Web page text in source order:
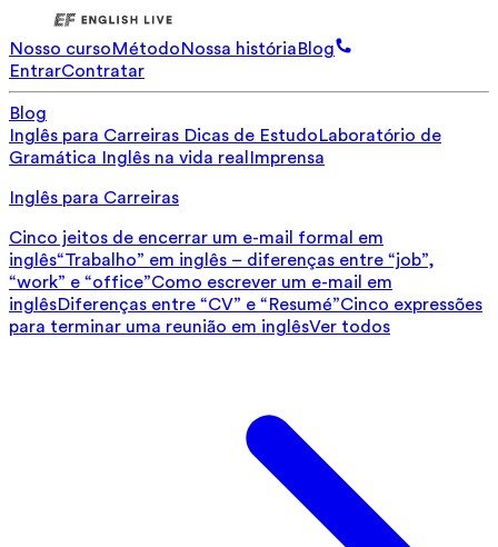
Nosso cursoMétodoNossa históriaBlog
EntrarContratar
Blog
Inglês para Carreiras Dicas de EstudoLaboratório de
Gramática Inglês na vida real Imprensa
Inglês para Carreiras
Cinco jeitos de encerrar um e-mail formal em
inglês“Trabalho” em inglês – diferenças entre “job”,
“work” e “office”Como escrever um e-mail em
inglêsDiferenças entre “CV” e “Resumé”Cinco expressões
para terminar uma reunião em inglêsVer todos